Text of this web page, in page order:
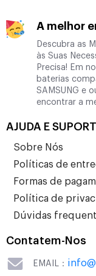
A melhor
Descubra as
às Suas
Precisa! Em
baterias
SAMSUNG e
encontrar a
AJUDA E
Sobre Nós
Políticas de
Formas de
Política de
Dúvidas
Contatem-Nos
EMAIL：